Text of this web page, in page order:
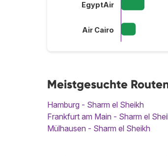
EgyptAir
Air Cairo
Meistgesuchte
Hamburg - Sharm el Sheikh
Frankfurt am Main - Sharm el
Mülhausen - Sharm el Sheikh